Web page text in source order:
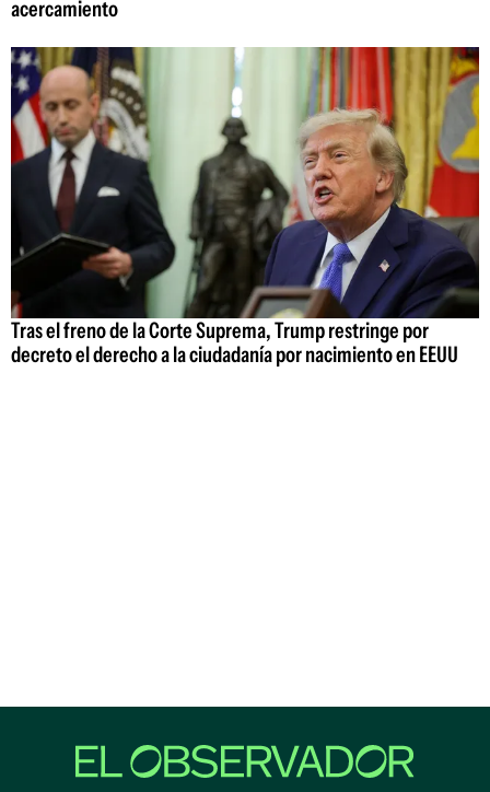
acercamiento
Tras el freno de la Corte Suprema, Trump restringe por
decreto el derecho a la ciudadanía por nacimiento en EEUU